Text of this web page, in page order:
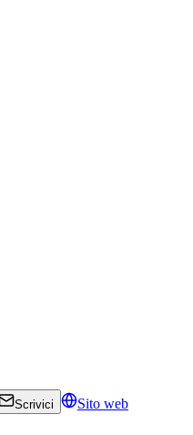
Scrivici Sito web